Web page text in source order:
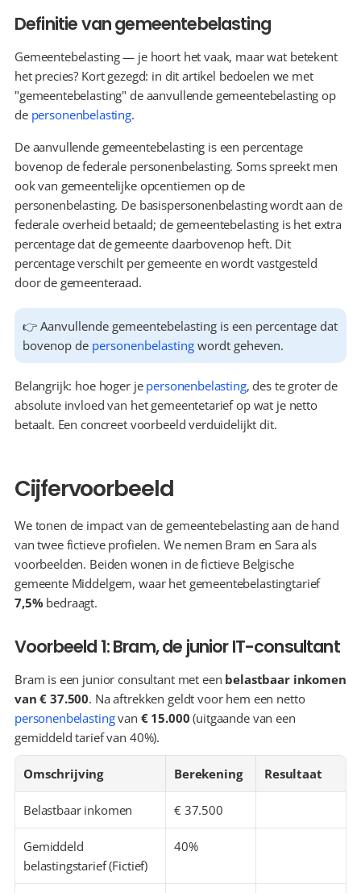
Definitie van gemeentebelasting
Gemeentebelasting — je hoort het vaak, maar wat betekent
het precies? Kort gezegd: in dit artikel bedoelen we met
"gemeentebelasting" de aanvullende gemeentebelasting op
de personenbelasting.
De aanvullende gemeentebelasting is een percentage
bovenop de federale personenbelasting. Soms spreekt men
ook van gemeentelijke opcentiemen op de
personenbelasting. De basispersonenbelasting wordt aan de
federale overheid betaald; de gemeentebelasting is het extra
percentage dat de gemeente daarbovenop heft. Dit
percentage verschilt per gemeente en wordt vastgesteld
door de gemeenteraad.
👉 Aanvullende gemeentebelasting is een percentage dat
bovenop de personenbelasting wordt geheven.
Belangrijk: hoe hoger je personenbelasting, des te groter de
absolute invloed van het gemeentetarief op wat je netto
betaalt. Een concreet voorbeeld verduidelijkt dit.
Cijfervoorbeeld
We tonen de impact van de gemeentebelasting aan de hand
van twee fictieve profielen. We nemen Bram en Sara als
voorbeelden. Beiden wonen in de fictieve Belgische
gemeente Middelgem, waar het gemeentebelastingtarief
7,5% bedraagt.
Voorbeeld 1: Bram, de junior IT-consultant
Bram is een junior consultant met een belastbaar inkomen
van € 37.500
. Na aftrekken geldt voor hem een netto
personenbelasting van € 15.000 (uitgaande van een
gemiddeld tarief van 40%).
Omschrijving Berekening Resultaat
Belastbaar inkomen € 37.500
Gemiddeld
belastingstarief (Fictief)
40%